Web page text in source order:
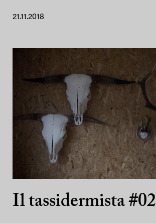
21.11.2018
Il tassidermista #02